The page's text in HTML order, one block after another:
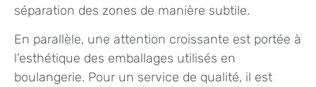
séparation des zones de manière subtile.
En parallèle, une attention croissante est portée à
l’esthétique des emballages utilisés en
boulangerie. Pour un service de qualité, il est